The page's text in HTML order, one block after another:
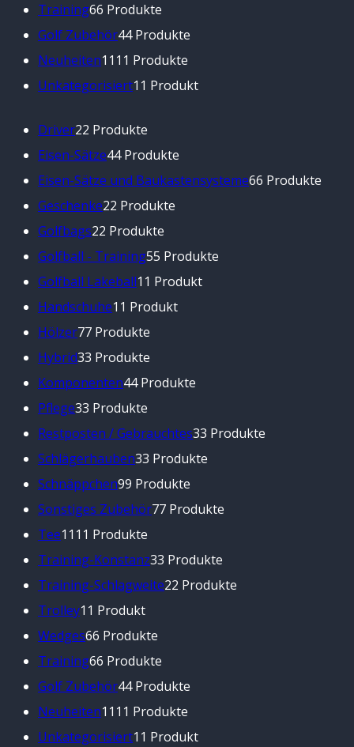
Training66 Produkte
Golf Zubehör44 Produkte
Neuheiten11 11 Produkte
Unkategorisiert1 1 Produkt
Driver22 Produkte
Eisen-Sätze44 Produkte
Eisen-Sätze und Baukastensysteme66 Produkte
Geschenke22 Produkte
Golfbags22 Produkte
Golfball - Training55 Produkte
Golfball Lakeball1 1 Produkt
Handschuhe1 1 Produkt
Hölzer77 Produkte
Hybrid33 Produkte
Komponenten44 Produkte
Pflege33 Produkte
Restposten / Gebrauchtes33 Produkte
Schlägerhauben33 Produkte
Schnäppchen99 Produkte
Sonstiges Zubehör77 Produkte
Tee11 11 Produkte
Training-Konstanz33 Produkte
Training-Schlagweite22 Produkte
Trolley1 1 Produkt
Wedges66 Produkte
Training66 Produkte
Golf Zubehör44 Produkte
Neuheiten11 11 Produkte
Unkategorisiert1 1 Produkt